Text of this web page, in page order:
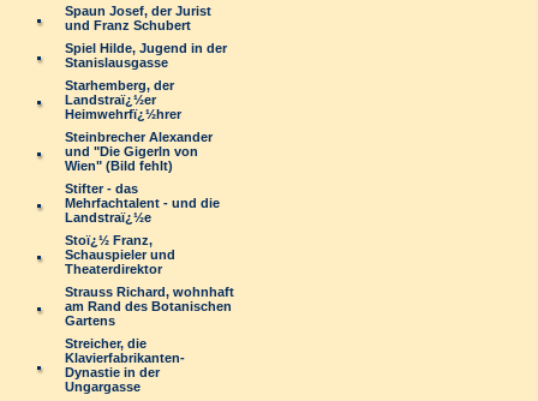
Spaun Josef, der Jurist
und Franz Schubert
Spiel Hilde, Jugend in der
Stanislausgasse
Starhemberg, der
Landstraï¿½er
Heimwehrfï¿½hrer
Steinbrecher Alexander
und "Die Gigerln von
Wien" (Bild fehlt)
Stifter - das
Mehrfachtalent - und die
Landstraï¿½e
Stoï¿½ Franz,
Schauspieler und
Theaterdirektor
Strauss Richard, wohnhaft
am Rand des Botanischen
Gartens
Streicher, die
Klavierfabrikanten-
Dynastie in der
Ungargasse